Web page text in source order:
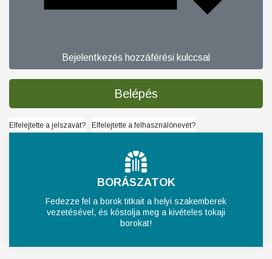
Bejelentkezés hozzáférési kulccsal
Belépés
Elfelejtette a jelszavát? Elfelejtette a felhasználónevét?
BORÁSZATOK
Fedezze fel a borok titkait a helyi szakemberek
vezetésével, és kóstolja meg a kivételes tokaji
borokat!